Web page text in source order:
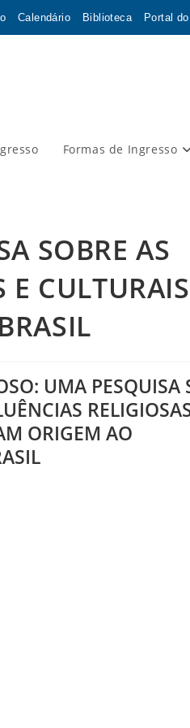
Calendário Biblioteca Portal
Formas de Ingresso
SOBRE AS
UMA PESQUISA
ORIGEM AO